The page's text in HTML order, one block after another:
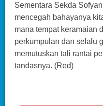
Sementara Sekda
mencegah bahayanya
mana tempat keramaian
perkumpulan dan selalu
memutuskan tali rantai
tandasnya. (Red)